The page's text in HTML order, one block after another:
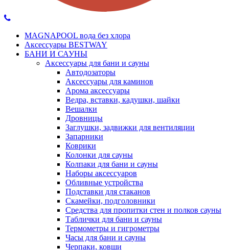
MAGNAPOOL вода без хлора
Аксессуары BESTWAY
БАНИ И САУНЫ
Аксессуары для бани и сауны
Автодозаторы
Аксессуары для каминов
Арома аксессуары
Ведра, вставки, кадушки, шайки
Вешалки
Дровницы
Заглушки, задвижки для вентиляции
Запарники
Коврики
Колонки для сауны
Колпаки для бани и сауны
Наборы аксессуаров
Обливные устройства
Подставки для стаканов
Скамейки, подголовники
Средства для пропитки стен и полков сауны
Таблички для бани и сауны
Термометры и гигрометры
Часы для бани и сауны
Черпаки, ковши